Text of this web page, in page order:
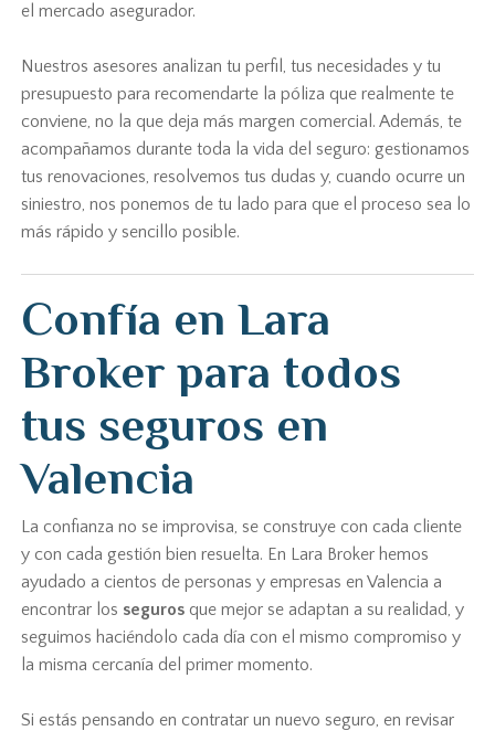
el mercado asegurador.
Nuestros asesores analizan tu perfil, tus necesidades y tu
presupuesto para recomendarte la póliza que realmente te
conviene, no la que deja más margen comercial. Además, te
acompañamos durante toda la vida del seguro: gestionamos
tus renovaciones, resolvemos tus dudas y, cuando ocurre un
siniestro, nos ponemos de tu lado para que el proceso sea lo
más rápido y sencillo posible.
Confía en Lara
Broker para todos
tus seguros en
Valencia
La confianza no se improvisa, se construye con cada cliente
y con cada gestión bien resuelta. En Lara Broker hemos
ayudado a cientos de personas y empresas en Valencia a
encontrar los seguros que mejor se adaptan a su realidad, y
seguimos haciéndolo cada día con el mismo compromiso y
la misma cercanía del primer momento.
Si estás pensando en contratar un nuevo seguro, en revisar